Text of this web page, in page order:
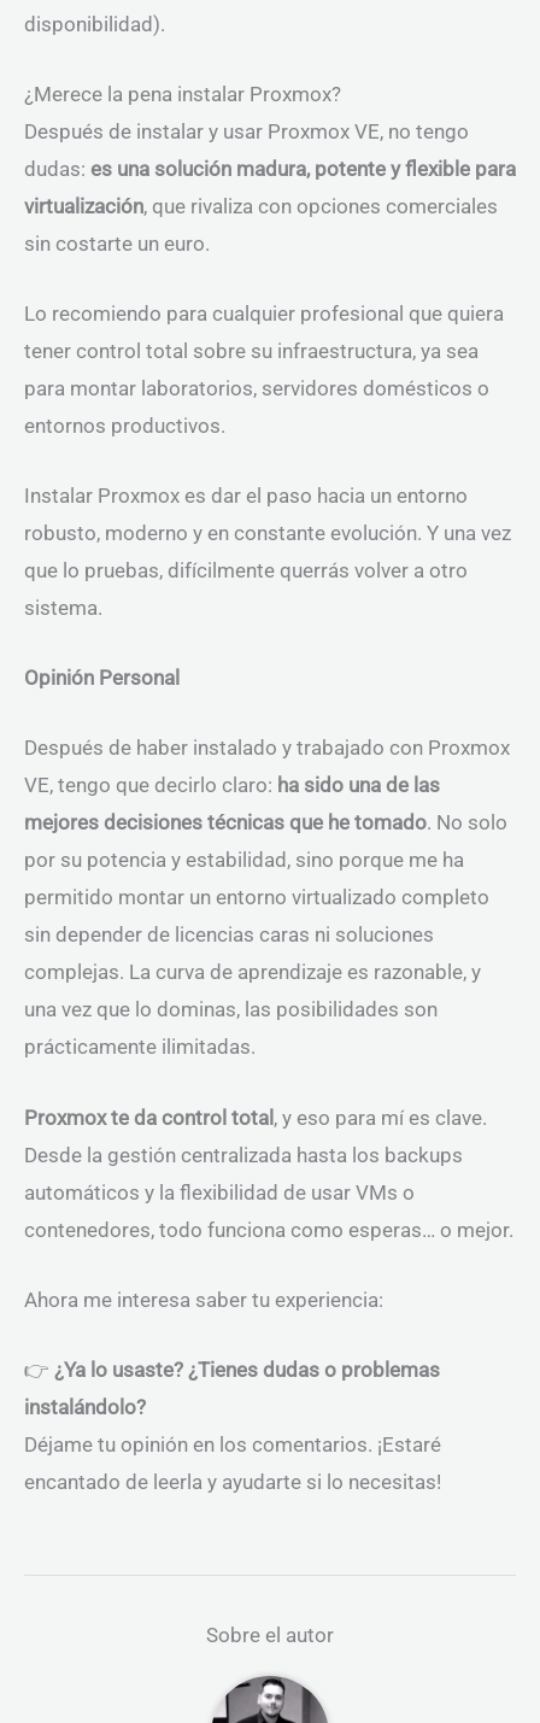
disponibilidad).
¿Merece la pena instalar Proxmox?
Después de instalar y usar Proxmox VE, no tengo
dudas: es una solución madura, potente y flexible para
virtualización, que rivaliza con opciones comerciales
sin costarte un euro.
Lo recomiendo para cualquier profesional que quiera
tener control total sobre su infraestructura, ya sea
para montar laboratorios, servidores domésticos o
entornos productivos.
Instalar Proxmox es dar el paso hacia un entorno
robusto, moderno y en constante evolución. Y una vez
que lo pruebas, difícilmente querrás volver a otro
sistema.
Opinión Personal
Después de haber instalado y trabajado con Proxmox
VE, tengo que decirlo claro: ha sido una de las
mejores decisiones técnicas que he tomado. No solo
por su potencia y estabilidad, sino porque me ha
permitido montar un entorno virtualizado completo
sin depender de licencias caras ni soluciones
complejas. La curva de aprendizaje es razonable, y
una vez que lo dominas, las posibilidades son
prácticamente ilimitadas.
Proxmox te da control total, y eso para mí es clave.
Desde la gestión centralizada hasta los backups
automáticos y la flexibilidad de usar VMs o
contenedores, todo funciona como esperas… o mejor.
Ahora me interesa saber tu experiencia:
👉 ¿Ya lo usaste? ¿Tienes dudas o problemas
instalándolo?
Déjame tu opinión en los comentarios. ¡Estaré
encantado de leerla y ayudarte si lo necesitas!
Sobre el autor